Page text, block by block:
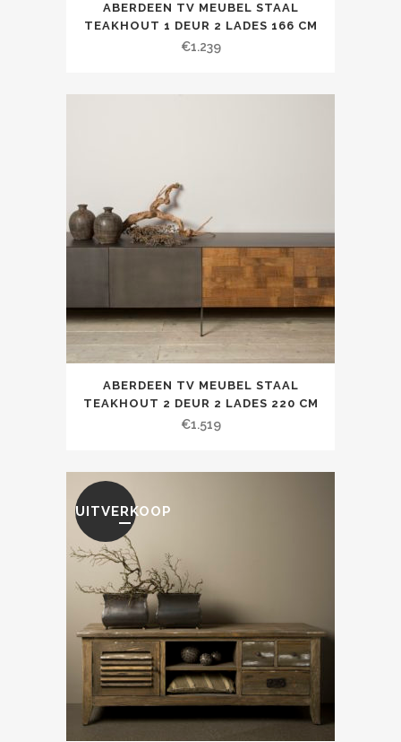
ABERDEEN TV MEUBEL STAAL
TEAKHOUT 1 DEUR 2 LADES 166 CM
€1.239
ABERDEEN TV MEUBEL STAAL
TEAKHOUT 2 DEUR 2 LADES 220 CM
€1.519
UITVERKOOP